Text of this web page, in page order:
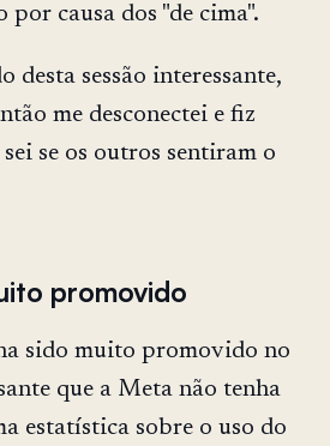
causa dos "de cima".
desta sessão interessante,
me desconectei e fiz
se os outros sentiram o
promovido
sido muito promovido no
que a Meta não tenha
estatística sobre o uso do